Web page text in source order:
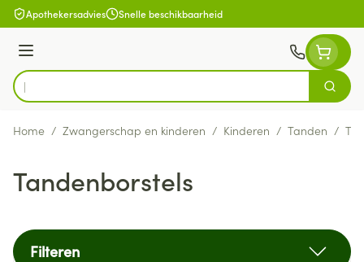
Ga naar de inhoud
Apothekersadvies Snelle beschikbaarheid
Menu
Product, merk, categorie...
Zoek
Home / Zwangerschap en kinderen / Kinderen / Tanden /
Tandenborstels
Filteren